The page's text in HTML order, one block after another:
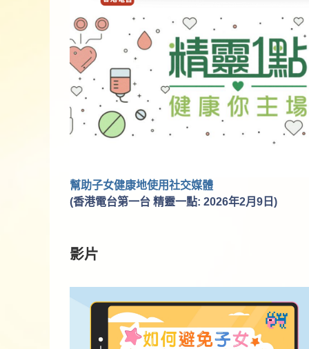
幫助子女健康地使用社交媒體
(香港電台第一台 精靈一點: 2026年2月9日)
影片